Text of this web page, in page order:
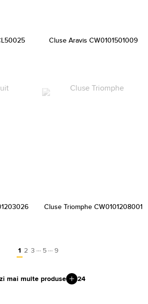
Cluse Aravis CW0101501009
Cluse Triomphe CW0101208001
1 2 3 … 5 … 9
mai multe produse 24